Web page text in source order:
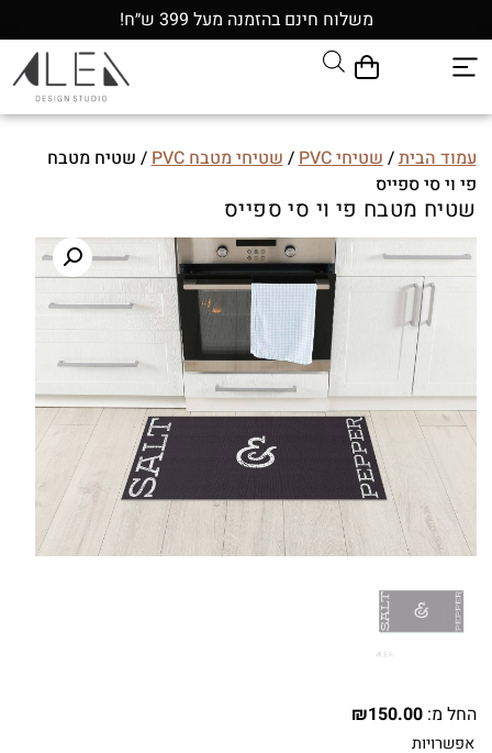
משלוח חינם בהזמנה מעל 399 ש״ח!
עמוד הבית/שטיחי PVC /שטיחי מטבח PVC
/ שטיח מטבח
פי וי סי ספייס
שטיח מטבח פי וי סי ספייס
החל מ: ₪150.00
אפשרויות